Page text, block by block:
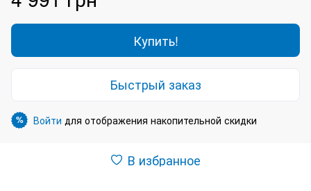
Купить!
Быстрый заказ
% Войти для отображения накопительной скидки
В избранное